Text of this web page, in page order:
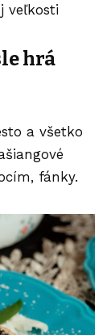
veľkosti
hrá
a všetko
fánky.